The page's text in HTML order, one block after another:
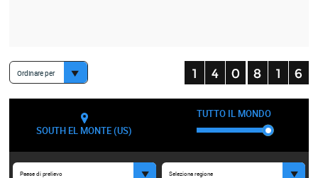
Ordinare per
SOUTH EL MONTE (US)
TUTTO IL MONDO
Paese di prelievo Seleziona regione